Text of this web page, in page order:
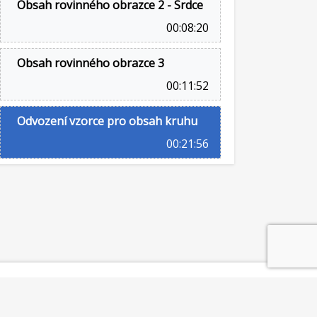
Obsah rovinného obrazce 2 - Srdce
00:08:20
Obsah rovinného obrazce 3
00:11:52
Odvození vzorce pro obsah kruhu
00:21:56